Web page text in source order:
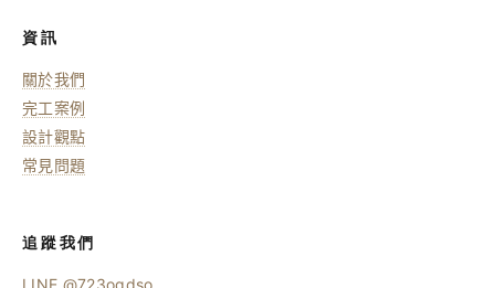
資訊
關於我們
完工案例
設計觀點
常見問題
追蹤我們